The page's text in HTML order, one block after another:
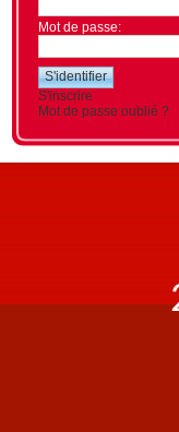
Mot de passe:
S'inscrire
Mot de passe oublié ?